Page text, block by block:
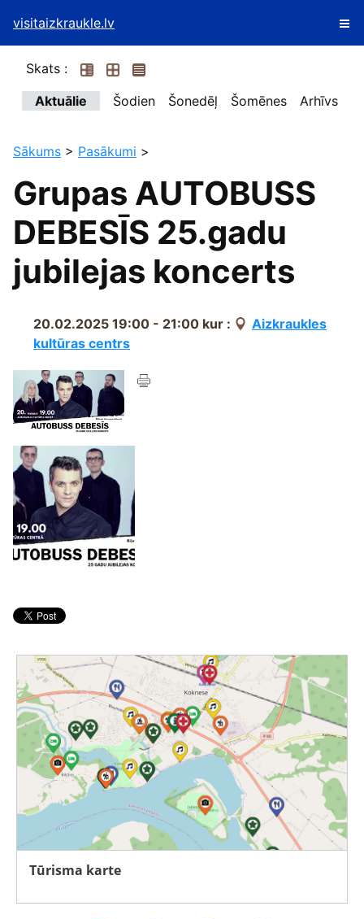
visitaizkraukle.lv
Skats :
Aktuālie
Šodien Šonedēļ Šomēnes Arhīvs
Sākums > Pasākumi >
Grupas AUTOBUSS
DEBESĪS 25.gadu
jubilejas koncerts
20.02.2025 19:00 - 21:00 kur :
Aizkraukles
kultūras centrs
Tūrisma karte